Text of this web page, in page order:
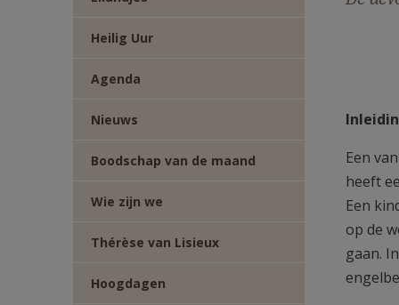
Heilig Uur
Agenda
Nieuws
Boodschap van de maand
Wie zijn we
Thérèse van Lisieux
Hoogdagen
Een
heeft
Een
op de
gaan.